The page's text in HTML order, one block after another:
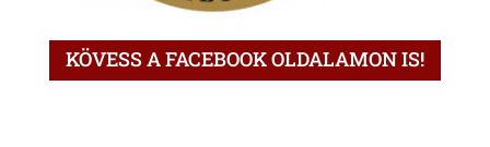
KÖVESS A FACEBOOK OLDALAMON IS!